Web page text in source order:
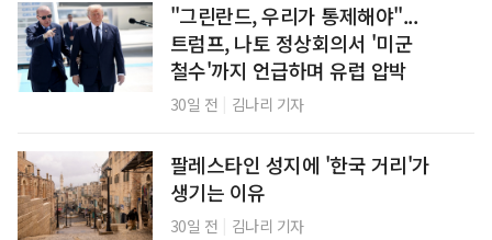
"그린란드, 우리가 통제해야"...
트럼프, 나토 정상회의서 '미군
철수'까지 언급하며 유럽 압박
30일 전 김나리 기자
팔레스타인 성지에 '한국 거리'가
생기는 이유
30일 전 김나리 기자